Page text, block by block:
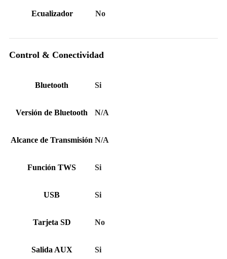
Ecualizador No
Control & Conectividad
Bluetooth Si
Versión de Bluetooth N/A
Alcance de Transmisión N/A
Función TWS Si
USB Si
Tarjeta SD No
Salida AUX Si